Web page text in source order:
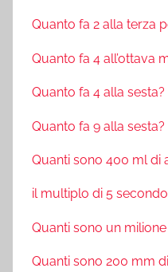
Quanto fa 2 alla terza
Quanto fa 4 all’ottava
Quanto fa 4 alla sesta?
Quanto fa 9 alla sesta?
Quanti sono 400 ml di
il multiplo di 5
Quanti sono un
Quanti sono 200 mm